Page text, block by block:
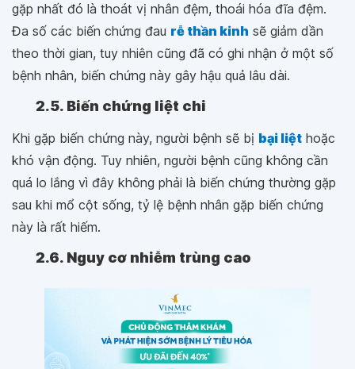
gặp nhất đó là thoát vị nhân đệm, thoái hóa đĩa đệm.
Đa số các biến chứng đau rễ thần kinh sẽ giảm dần
theo thời gian, tuy nhiên cũng đã có ghi nhận ở một số
bệnh nhân, biến chứng này gây hậu quả lâu dài.
2.5. Biến chứng liệt chi
Khi gặp biến chứng này, người bệnh sẽ bị bại liệt hoặc
khó vận động. Tuy nhiên, người bệnh cũng không cần
quá lo lắng vì đây không phải là biến chứng thường gặp
sau khi mổ cột sống, tỷ lệ bệnh nhân gặp biến chứng
này là rất hiếm.
2.6. Nguy cơ nhiễm trùng cao